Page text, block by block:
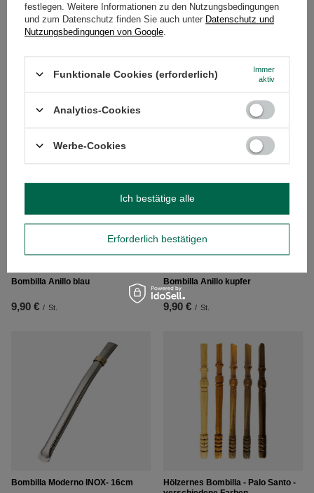
Bombilla Rosamonte Classica
7,97 € / St.
Bombilla Anillo gold
Bombilla Anillo blau
9,90 € / St.
Bombilla Anillo kupfer
9,90 € / St.
Bombilla Moderno INOX- 16cm
Hölzernes Bombilla - Palo Santo -
festlegen. Weitere Informationen zu den Nutzungsbedingungen
und zum Datenschutz finden Sie auch unter Datenschutz und
Nutzungsbedingungen von Google
Funktionale Cookies (erforderlich)
Immer
aktiv
Analytics-Cookies
Werbe-Cookies
Erforderlich bestätigen
Ich bestätige alle